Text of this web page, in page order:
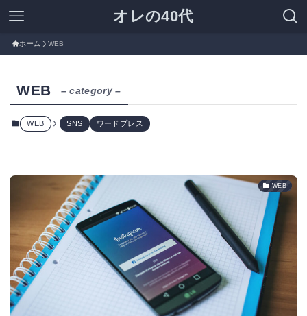
オレの40代
ホーム WEB
WEB – category –
WEB SNS ワードプレス
WEB